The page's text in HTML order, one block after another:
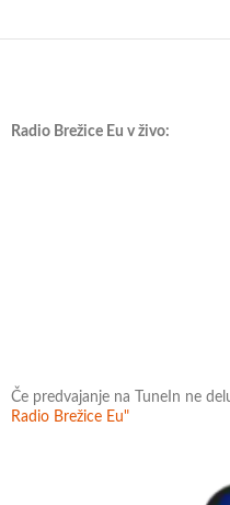
Radio Brežice Eu v živo:
Če predvajanje na TuneIn ne
Radio Brežice Eu"